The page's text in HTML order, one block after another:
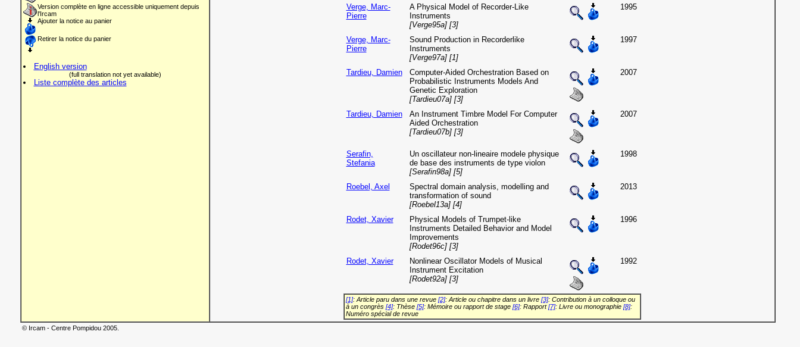
Version complète en ligne accessible uniquement depuis
l'Ircam
Ajouter la notice au panier
Retirer la notice du panier
English version
(full translation not yet available)
Liste complète des articles
Verge, Marc-
Pierre
A Physical Model of Recorder-Like
Instruments
[Verge95a] [3]
1995
Verge, Marc-
Pierre
Sound Production in Recorderlike
Instruments
[Verge97a] [1]
1997
Tardieu, Damien
Computer-Aided Orchestration Based on
Probabilistic Instruments Models And
Genetic Exploration
[Tardieu07a] [3]
2007
Tardieu, Damien
An Instrument Timbre Model For Computer
Aided Orchestration
[Tardieu07b] [3]
2007
Serafin,
Stefania
Un oscillateur non-lineaire modele physique
de base des instruments de type violon
[Serafin98a] [5]
1998
Roebel, Axel
Spectral domain analysis, modelling and
transformation of sound
[Roebel13a] [4]
2013
Rodet, Xavier
Physical Models of Trumpet-like
Instruments Detailed Behavior and Model
Improvements
[Rodet96c] [3]
1996
Rodet, Xavier
Nonlinear Oscillator Models of Musical
Instrument Excitation
[Rodet92a] [3]
1992
[1]: Article paru dans une revue [2]: Article ou chapitre dans un livre [3]: Contribution à un colloque ou
à un congrès [4]: Thèse [5]: Mémoire ou rapport de stage [6]: Rapport[7]: Livre ou monographie [8]:
Numéro spécial de revue
© Ircam - Centre Pompidou 2005.